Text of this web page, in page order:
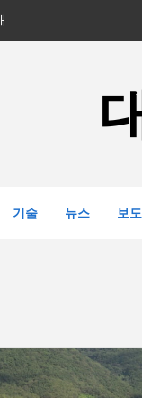
기술 뉴스 보